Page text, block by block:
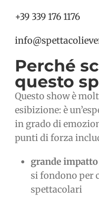
+39 339 176 1176
Perché
questo
Questo show è
esibizione: è
in grado di
punti di forza
grande
si fondono per
spettacolari